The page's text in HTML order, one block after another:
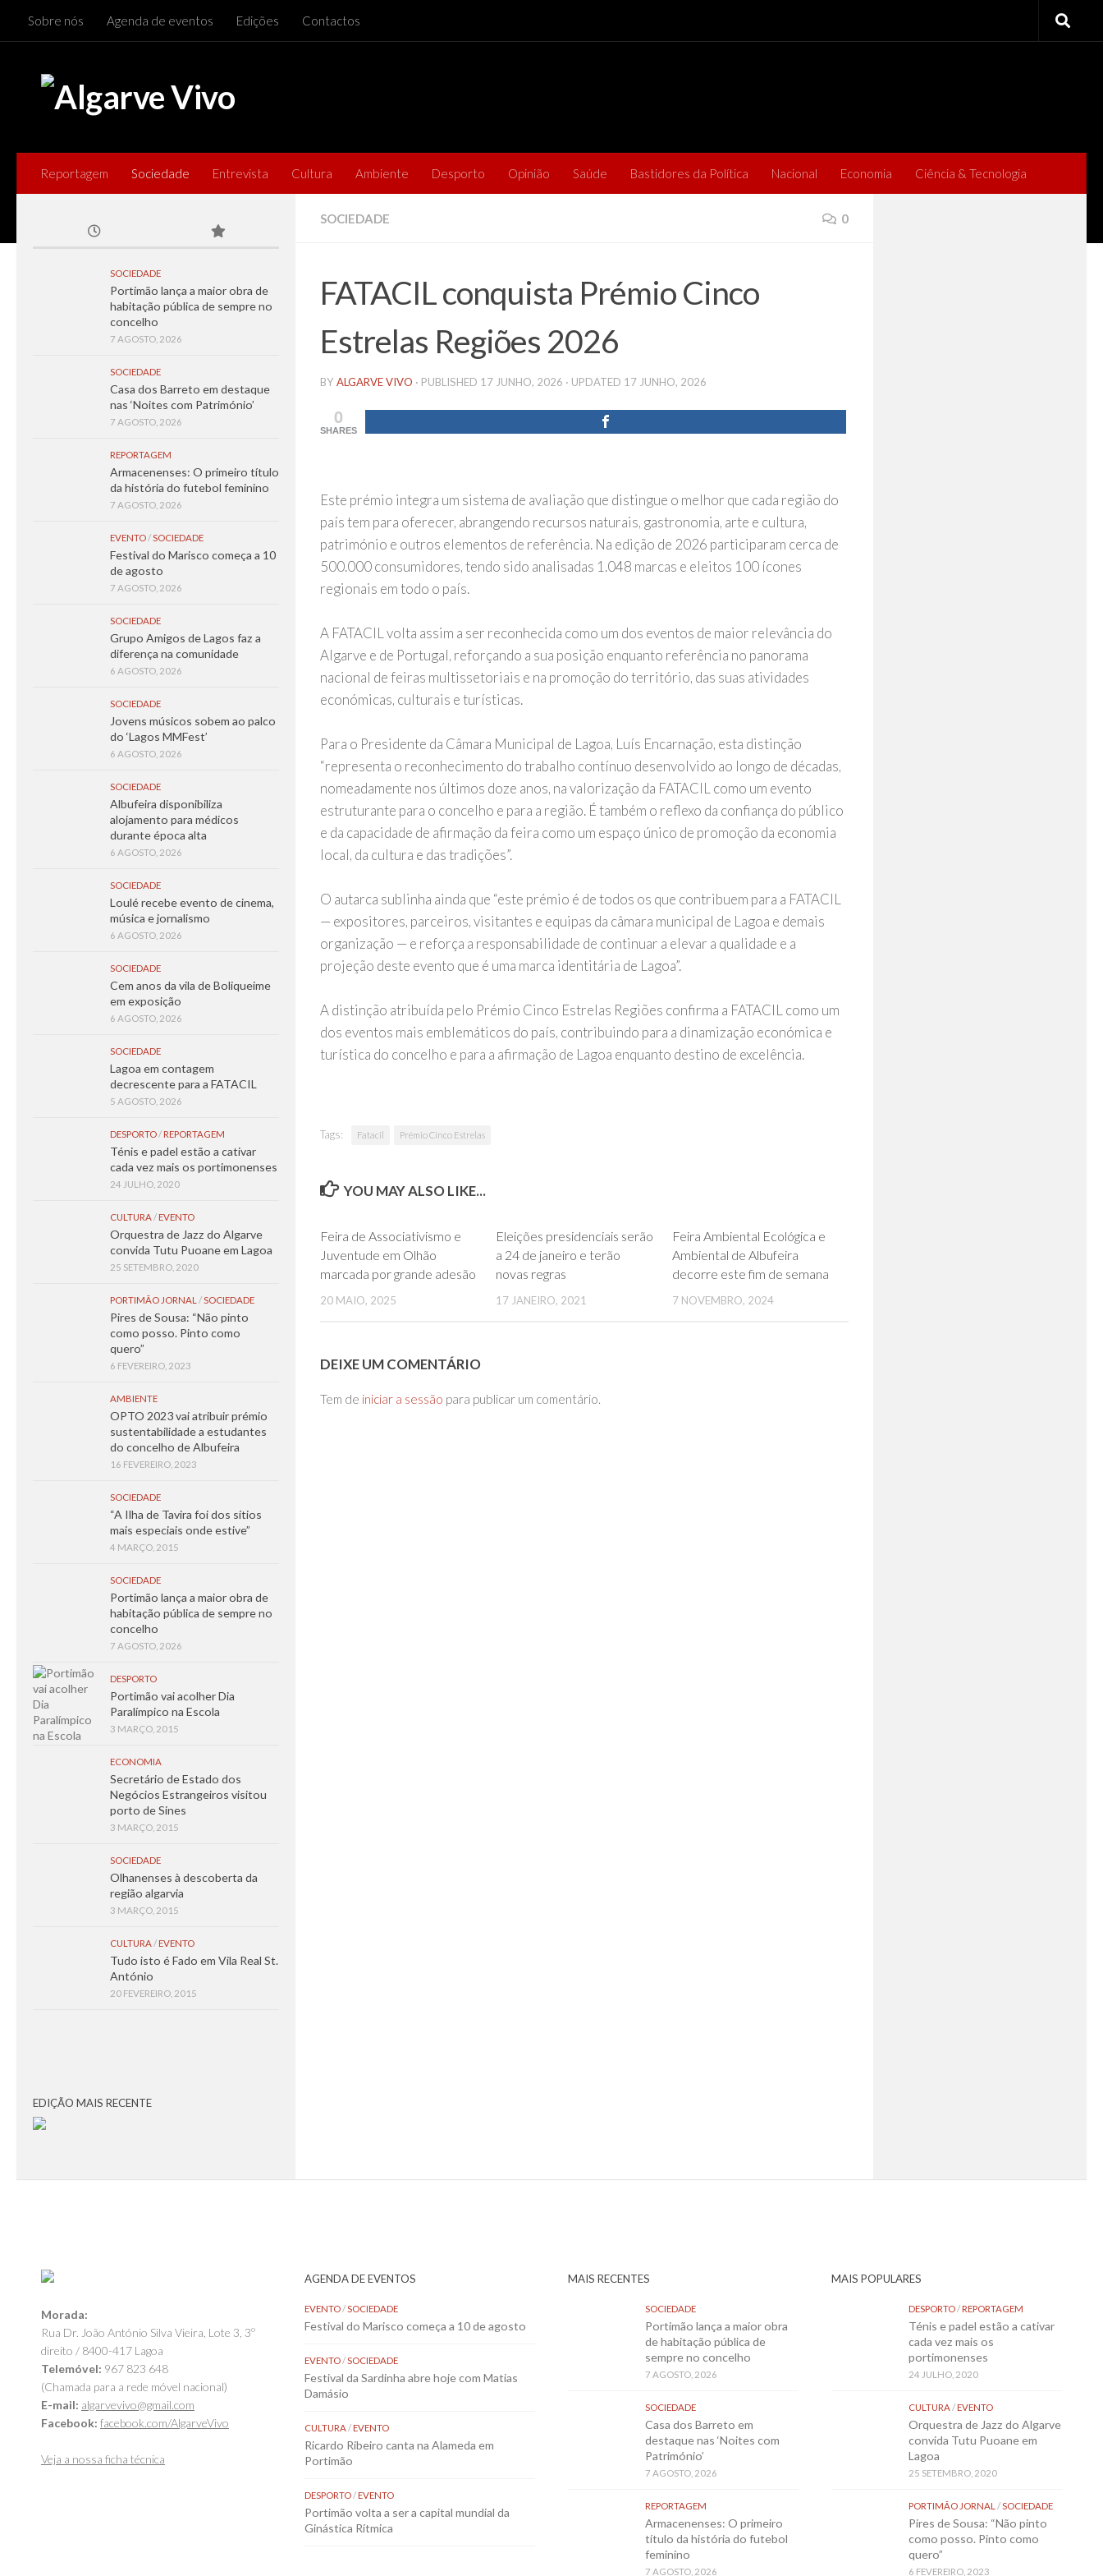
Skip to content
Sobre nós Agenda de eventos Edições Contactos
Reportagem Sociedade Entrevista Cultura Ambiente Desporto Opinião Saúde Bastidores da Política Nacional Economia Ciência & Tecnologia
SOCIEDADE 0
FATACIL conquista Prémio Cinco
Estrelas Regiões 2026
BY ALGARVE VIVO · PUBLISHED 17 JUNHO, 2026 · UPDATED 17 JUNHO, 2026
0
SHARES
Este prémio integra um sistema de avaliação que distingue o melhor que cada região do
país tem para oferecer, abrangendo recursos naturais, gastronomia, arte e cultura,
património e outros elementos de referência. Na edição de 2026 participaram cerca de
500.000 consumidores, tendo sido analisadas 1.048 marcas e eleitos 100 ícones
regionais em todo o país.
A FATACIL volta assim a ser reconhecida como um dos eventos de maior relevância do
Algarve e de Portugal, reforçando a sua posição enquanto referência no panorama
nacional de feiras multissetoriais e na promoção do território, das suas atividades
económicas, culturais e turísticas.
Para o Presidente da Câmara Municipal de Lagoa, Luís Encarnação, esta distinção
“representa o reconhecimento do trabalho contínuo desenvolvido ao longo de décadas,
nomeadamente nos últimos doze anos, na valorização da FATACIL como um evento
estruturante para o concelho e para a região. É também o reflexo da confiança do público
e da capacidade de afirmação da feira como um espaço único de promoção da economia
local, da cultura e das tradições”.
O autarca sublinha ainda que “este prémio é de todos os que contribuem para a FATACIL
— expositores, parceiros, visitantes e equipas da câmara municipal de Lagoa e demais
organização — e reforça a responsabilidade de continuar a elevar a qualidade e a
projeção deste evento que é uma marca identitária de Lagoa”.
A distinção atribuída pelo Prémio Cinco Estrelas Regiões confirma a FATACIL como um
dos eventos mais emblemáticos do país, contribuindo para a dinamização económica e
turística do concelho e para a afirmação de Lagoa enquanto destino de excelência.
Tags: Fatacil Prémio Cinco Estrelas
YOU MAY ALSO LIKE...
Feira de Associativismo e
Juventude em Olhão
marcada por grande adesão
20 MAIO, 2025
Eleições presidenciais serão
a 24 de janeiro e terão
novas regras
17 JANEIRO, 2021
Feira Ambiental Ecológica e
Ambiental de Albufeira
decorre este fim de semana
7 NOVEMBRO, 2024
DEIXE UM COMENTÁRIO
Tem de iniciar a sessão para publicar um comentário.
SOCIEDADE
Portimão lança a maior obra de
habitação pública de sempre no
concelho
7 AGOSTO, 2026
SOCIEDADE
Casa dos Barreto em destaque
nas ‘Noites com Património’
7 AGOSTO, 2026
REPORTAGEM
Armacenenses: O primeiro título
da história do futebol feminino
7 AGOSTO, 2026
EVENTO/SOCIEDADE
Festival do Marisco começa a 10
de agosto
7 AGOSTO, 2026
SOCIEDADE
Grupo Amigos de Lagos faz a
diferença na comunidade
6 AGOSTO, 2026
SOCIEDADE
Jovens músicos sobem ao palco
do ‘Lagos MMFest’
6 AGOSTO, 2026
SOCIEDADE
Albufeira disponibiliza
alojamento para médicos
durante época alta
6 AGOSTO, 2026
SOCIEDADE
Loulé recebe evento de cinema,
música e jornalismo
6 AGOSTO, 2026
SOCIEDADE
Cem anos da vila de Boliqueime
em exposição
6 AGOSTO, 2026
SOCIEDADE
Lagoa em contagem
decrescente para a FATACIL
5 AGOSTO, 2026
DESPORTO/ REPORTAGEM
Ténis e padel estão a cativar
cada vez mais os portimonenses
24 JULHO, 2020
CULTURA/ EVENTO
Orquestra de Jazz do Algarve
convida Tutu Puoane em Lagoa
25 SETEMBRO, 2020
PORTIMÃO JORNAL /SOCIEDADE
Pires de Sousa: “Não pinto
como posso. Pinto como
quero”
6 FEVEREIRO, 2023
AMBIENTE
OPTO 2023 vai atribuir prémio
sustentabilidade a estudantes
do concelho de Albufeira
16 FEVEREIRO, 2023
SOCIEDADE
“A Ilha de Tavira foi dos sítios
mais especiais onde estive”
4 MARÇO, 2015
SOCIEDADE
Portimão lança a maior obra de
habitação pública de sempre no
concelho
7 AGOSTO, 2026
DESPORTO
Portimão vai acolher Dia
Paralímpico na Escola
3 MARÇO, 2015
ECONOMIA
Secretário de Estado dos
Negócios Estrangeiros visitou
porto de Sines
3 MARÇO, 2015
SOCIEDADE
Olhanenses à descoberta da
região algarvia
3 MARÇO, 2015
CULTURA/ EVENTO
Tudo isto é Fado em Vila Real St.
António
20 FEVEREIRO, 2015
EDIÇÃO MAIS RECENTE
Morada:
Rua Dr. João António Silva Vieira, Lote 3, 3º
direito / 8400-417 Lagoa
Telemóvel: 967 823 648
(Chamada para a rede móvel nacional)
E-mail: algarvevivo@gmail.com
Facebook: facebook.com/AlgarveVivo
Veja a nossa ficha técnica
AGENDA DE EVENTOS
EVENTO/SOCIEDADE
Festival do Marisco começa a 10 de agosto
EVENTO/SOCIEDADE
Festival da Sardinha abre hoje com Matias
Damásio
CULTURA/EVENTO
Ricardo Ribeiro canta na Alameda em
Portimão
DESPORTO/EVENTO
Portimão volta a ser a capital mundial da
Ginástica Rítmica
MAIS RECENTES
SOCIEDADE
Portimão lança a maior obra
de habitação pública de
sempre no concelho
7 AGOSTO, 2026
SOCIEDADE
Casa dos Barreto em
destaque nas ‘Noites com
Património’
7 AGOSTO, 2026
REPORTAGEM
Armacenenses: O primeiro
título da história do futebol
feminino
7 AGOSTO, 2026
MAIS POPULARES
DESPORTO/REPORTAGEM
Ténis e padel estão a cativar
cada vez mais os
portimonenses
24 JULHO, 2020
CULTURA/EVENTO
Orquestra de Jazz do Algarve
convida Tutu Puoane em
Lagoa
25 SETEMBRO, 2020
PORTIMÃO JORNAL /SOCIEDADE
Pires de Sousa: “Não pinto
como posso. Pinto como
quero”
6 FEVEREIRO, 2023